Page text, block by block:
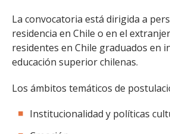
La convocatoria está dirigida a
residencia en Chile o en el
residentes en Chile graduados en
educación superior chilenas.
Los ámbitos temáticos de
Institucionalidad y políticas